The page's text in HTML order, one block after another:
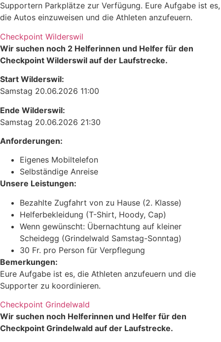
Supportern Parkplätze zur Verfügung. Eure Aufgabe ist es,
die Autos einzuweisen und die Athleten anzufeuern.
Checkpoint Wilderswil
Wir suchen noch 2 Helferinnen und Helfer für den
Checkpoint Wilderswil auf der Laufstrecke.
Start Wilderswil:
Samstag 20.06.2026 11:00
Ende Wilderswil:
Samstag 20.06.2026 21:30
Anforderungen:
Eigenes Mobiltelefon
Selbständige Anreise
Unsere Leistungen:
Bezahlte Zugfahrt von zu Hause (2. Klasse)
Helferbekleidung (T-Shirt, Hoody, Cap)
Wenn gewünscht: Übernachtung auf kleiner
Scheidegg (Grindelwald Samstag-Sonntag)
30 Fr. pro Person für Verpflegung
Bemerkungen:
Eure Aufgabe ist es, die Athleten anzufeuern und die
Supporter zu koordinieren.
Checkpoint Grindelwald
Wir suchen noch Helferinnen und Helfer für den
Checkpoint Grindelwald auf der Laufstrecke.